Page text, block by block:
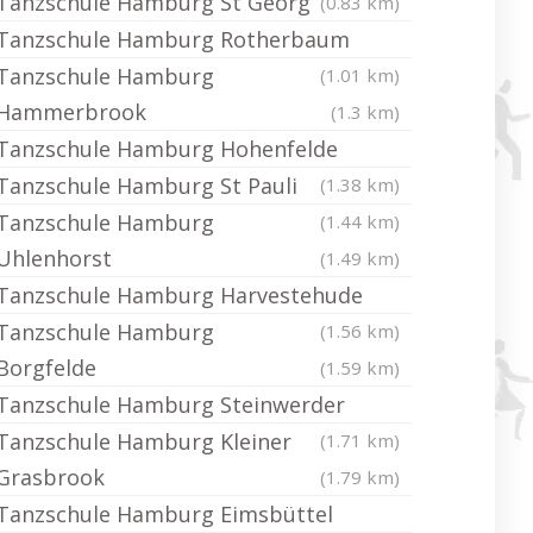
Hamburg Rotherbaum
(1.01 km)
Hamburg
(1.3 km)
Hamburg Hohenfelde
(1.38 km)
Hamburg St Pauli
(1.44 km)
Hamburg
(1.49 km)
Hamburg Harvestehude
(1.56 km)
Hamburg
(1.59 km)
Hamburg Steinwerder
(1.71 km)
Hamburg Kleiner
(1.79 km)
Hamburg Eimsbüttel